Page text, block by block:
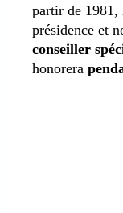
partir de 1981,
présidence et
conseiller
honorera